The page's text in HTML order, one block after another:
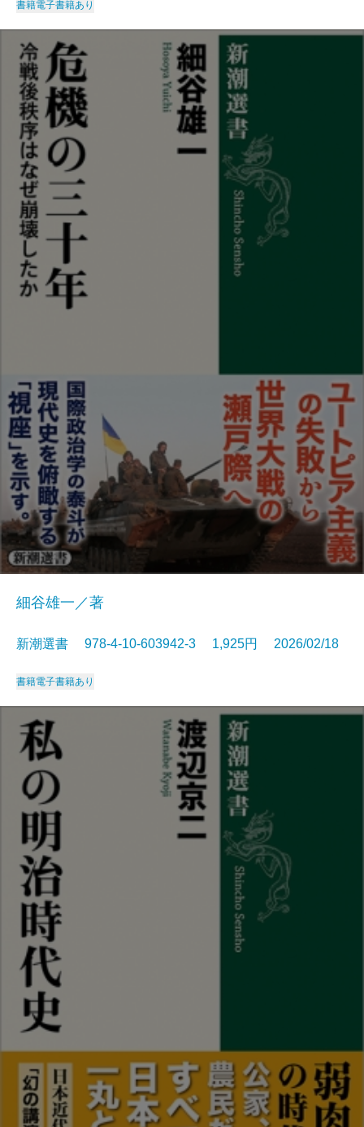
書籍電子書籍あり
細谷雄一／著
新潮選書 978-4-10-603942-3 1,925円 2026/02/18
書籍電子書籍あり